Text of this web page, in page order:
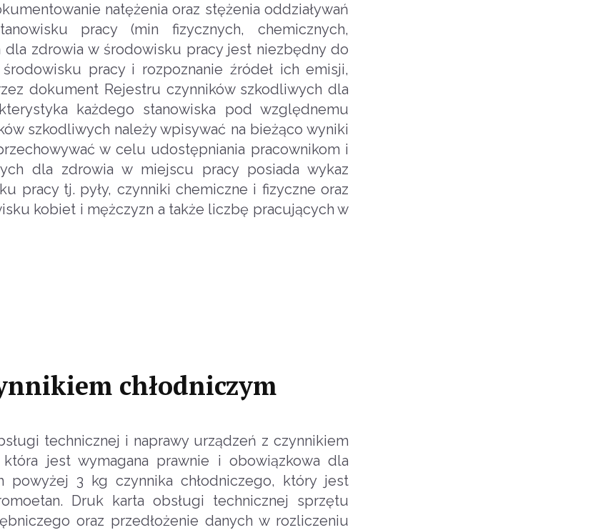
natężenia oraz stężenia oddziaływań
pracy (min fizycznych, chemicznych,
zdrowia w środowisku pracy jest niezbędny do
pracy i rozpoznanie źródeł ich emisji,
dokument Rejestru czynników szkodliwych dla
każdego stanowiska pod względnemu
szkodliwych należy wpisywać na bieżąco wyniki
w celu udostępniania pracownikom i
dla zdrowia w miejscu pracy posiada wykaz
pracy tj. pyły, czynniki chemiczne i fizyczne oraz
kobiet i mężczyzn a także liczbę pracujących w
chłodniczym
technicznej i naprawy urządzeń z czynnikiem
jest wymagana prawnie i obowiązkowa dla
powyżej 3 kg czynnika chłodniczego, który jest
Druk karta obsługi technicznej sprzętu
oraz przedłożenie danych w rozliczeniu